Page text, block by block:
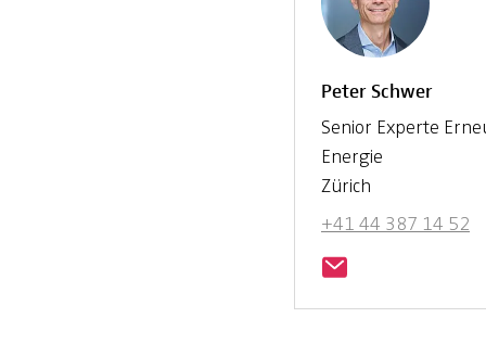
Peter Schwer
Senior Experte
Energie
Zürich
+41 44 387 14 52